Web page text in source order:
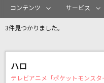
カラ
コンテンツ サービス
3件見つかりました。
ハロ
テレビアニメ「ポケットモンスタ